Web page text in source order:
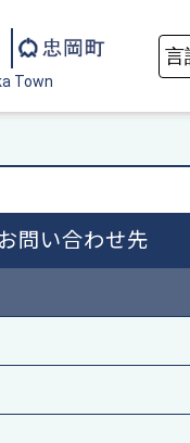
Town
問い合わせ先